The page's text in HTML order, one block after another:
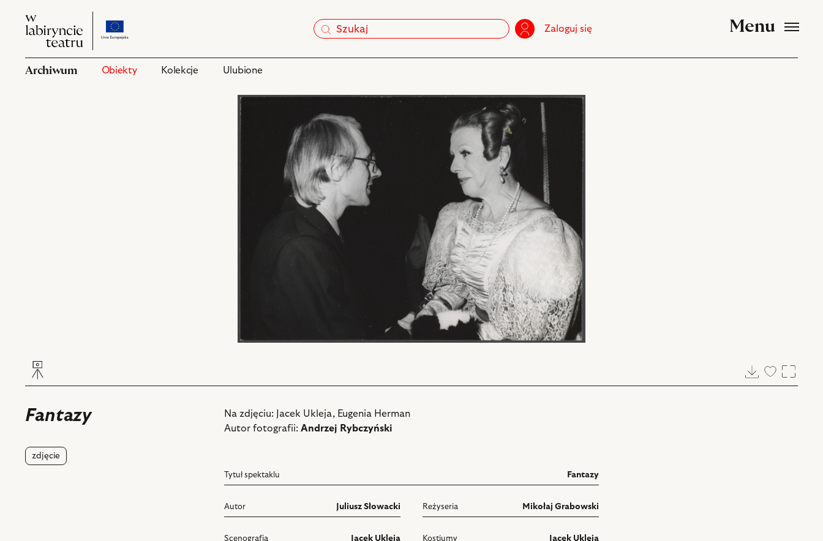
W
labiryncie
teatru
W
labiryncie
teatru
przejdź
do
strony
szukaj
szukaj Zaloguj się Menu
Archiwum Obiekty Kolekcje Ulubione
Pobierz
Dodaj
Fantazy
zdjęcie
Na zdjęciu: Jacek Ukleja, Eugenia Herman
Autor fotografii: Andrzej Rybczyński
Tytuł spektaklu Fantazy
Autor Juliusz Słowacki Reżyseria Mikołaj Grabowski
Scenografia Jacek Ukleja Kostiumy Jacek Ukleja